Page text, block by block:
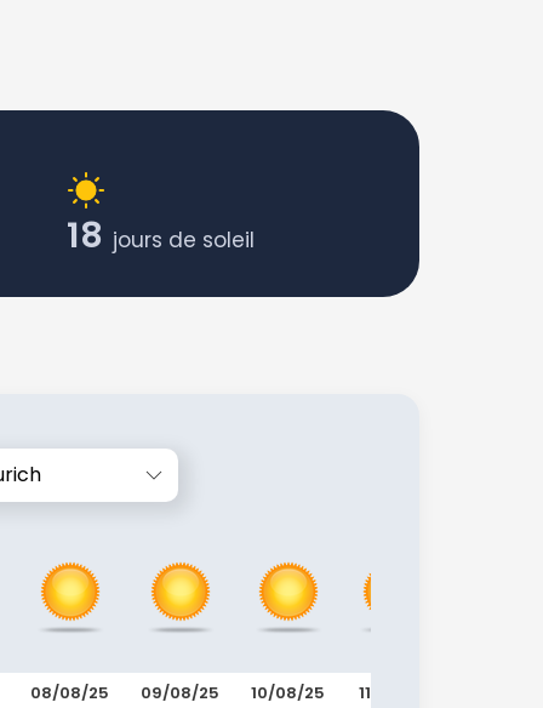
18 jours de soleil
08/08/25 09/08/25 10/08/25 11/08/25